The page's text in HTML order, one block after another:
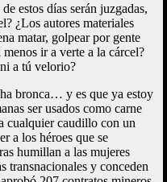
estos días serán juzgadas,
¿Los autores materiales
matar, golpear por gente
ir a verte a la cárcel?
a tú velorio?
bronca… y es que ya estoy
ser usados como carne
cualquier caudillo con un
a los héroes que se
humillan a las mujeres
transnacionales y conceden